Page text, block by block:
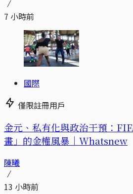
7 小時前
國際
僅限註冊用戶
金元、私有化與政治干預：
畫」的金權風暴｜Whatsnew
陳曦
13 小時前